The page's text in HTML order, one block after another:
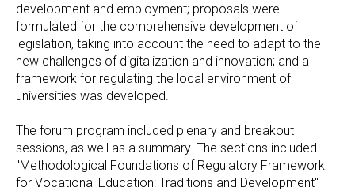
development and employment; proposals were
formulated for the comprehensive development of
legislation, taking into account the need to adapt to the
new challenges of digitalization and innovation; and a
framework for regulating the local environment of
universities was developed.
The forum program included plenary and breakout
sessions, as well as a summary. The sections included
"Methodological Foundations of Regulatory Framework
for Vocational Education: Traditions and Development"